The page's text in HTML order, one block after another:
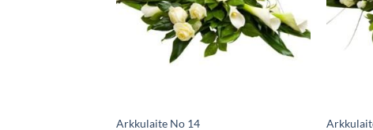
Arkkulaite No 14